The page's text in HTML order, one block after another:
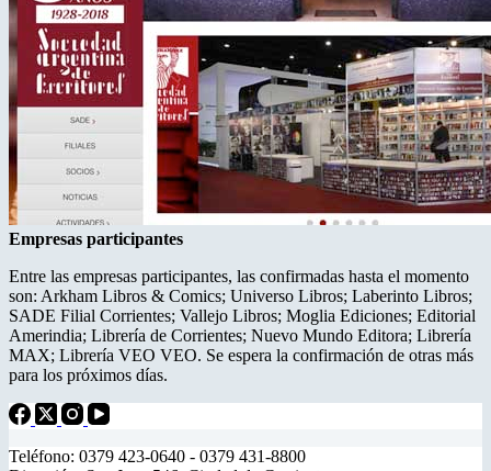
Empresas participantes
Entre las empresas participantes, las confirmadas hasta el momento
son: Arkham Libros & Comics; Universo Libros; Laberinto Libros;
SADE Filial Corrientes; Vallejo Libros; Moglia Ediciones; Editorial
Amerindia; Librería de Corrientes; Nuevo Mundo Editora; Librería
MAX; Librería VEO VEO. Se espera la confirmación de otras más
para los próximos días.
Teléfono: 0379 423-0640 - 0379 431-8800